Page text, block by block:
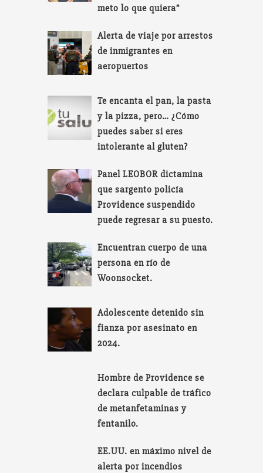
meto lo que quiera”
Alerta de viaje por arrestos
de inmigrantes en
aeropuertos
Te encanta el pan, la pasta
y la pizza, pero… ¿Cómo
puedes saber si eres
intolerante al gluten?
Panel LEOBOR dictamina
que sargento policía
Providence suspendido
puede regresar a su puesto.
Encuentran cuerpo de una
persona en río de
Woonsocket.
Adolescente detenido sin
fianza por asesinato en
2024.
Hombre de Providence se
declara culpable de tráfico
de metanfetaminas y
fentanilo.
EE.UU. en máximo nivel de
alerta por incendios